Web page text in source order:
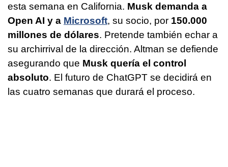
esta semana en California. Musk demanda a
Open AI y a Microsoft, su socio, por 150.000
millones de dólares. Pretende también echar a
su archirrival de la dirección. Altman se defiende
asegurando que Musk quería el control
absoluto. El futuro de ChatGPT se decidirá en
las cuatro semanas que durará el proceso.